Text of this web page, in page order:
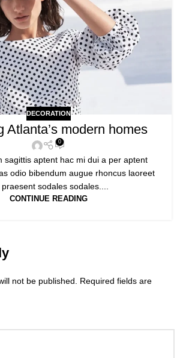
DECORATION
Atlanta’s modern homes
0
sagittis aptent hac mi dui a per aptent
odio bibendum augue rhoncus laoreet
praesent sodales sodales....
CONTINUE READING
not be published. Required fields are